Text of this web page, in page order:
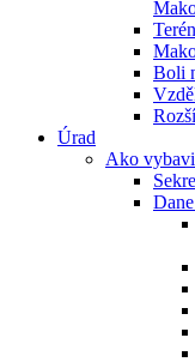
Boli
Úrad
Ako